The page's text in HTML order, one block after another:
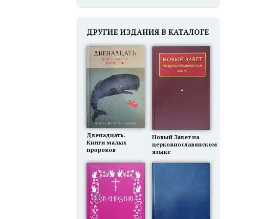
ДРУГИЕ ИЗДАНИЯ В КАТАЛОГЕ
Двенадцать.
Книги малых
пророков
Новый Завет на
церковнославянском
языке